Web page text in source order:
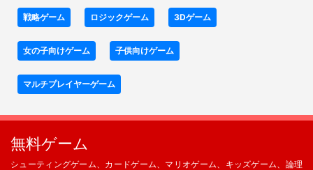
戦略ゲーム ロジックゲーム 3Dゲーム
女の子向けゲーム 子供向けゲーム
マルチプレイヤーゲーム
無料ゲーム
シューティングゲーム、カードゲーム、マリオゲーム、キッズゲーム、論理